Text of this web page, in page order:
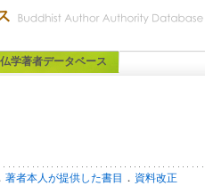
仏学著者データベース
著者本人が提供した書目 ． 資料改正